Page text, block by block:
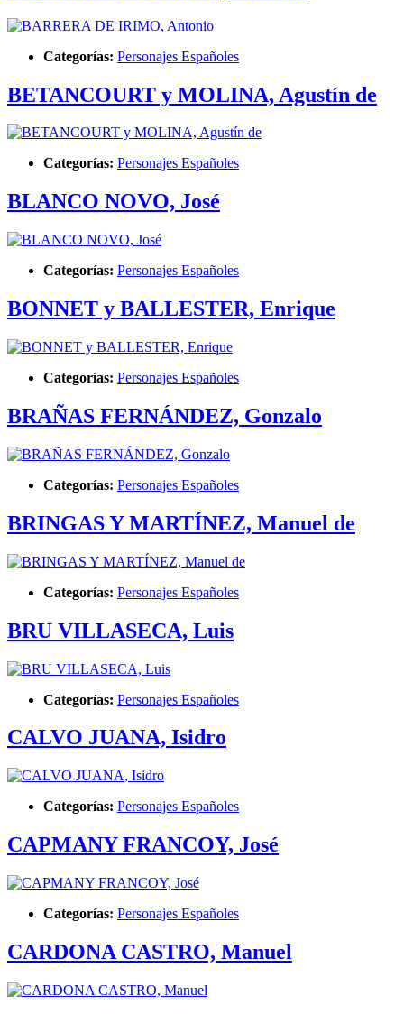
Categorías: Personajes Españoles
BETANCOURT y MOLINA, Agustín de
Categorías: Personajes Españoles
BLANCO NOVO, José
Categorías: Personajes Españoles
BONNET y BALLESTER, Enrique
Categorías: Personajes Españoles
BRAÑAS FERNÁNDEZ, Gonzalo
Categorías: Personajes Españoles
BRINGAS Y MARTÍNEZ, Manuel de
Categorías: Personajes Españoles
BRU VILLASECA, Luis
Categorías: Personajes Españoles
CALVO JUANA, Isidro
Categorías: Personajes Españoles
CAPMANY FRANCOY, José
Categorías: Personajes Españoles
CARDONA CASTRO, Manuel